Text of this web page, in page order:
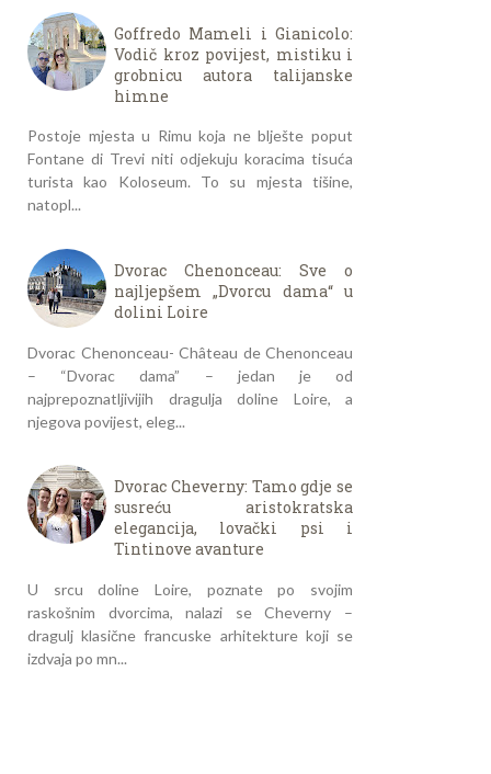
Goffredo Mameli i Gianicolo:
Vodič kroz povijest, mistiku i
grobnicu autora talijanske
himne
Postoje mjesta u Rimu koja ne blješte poput
Fontane di Trevi niti odjekuju koracima tisuća
turista kao Koloseum. To su mjesta tišine,
natopl...
Dvorac Chenonceau: Sve o
najljepšem „Dvorcu dama“ u
dolini Loire
Dvorac Chenonceau- Château de Chenonceau
– “Dvorac dama” – jedan je od
najprepoznatljivijih dragulja doline Loire, a
njegova povijest, eleg...
Dvorac Cheverny: Tamo gdje se
susreću aristokratska
elegancija, lovački psi i
Tintinove avanture
U srcu doline Loire, poznate po svojim
raskošnim dvorcima, nalazi se Cheverny –
dragulj klasične francuske arhitekture koji se
izdvaja po mn...